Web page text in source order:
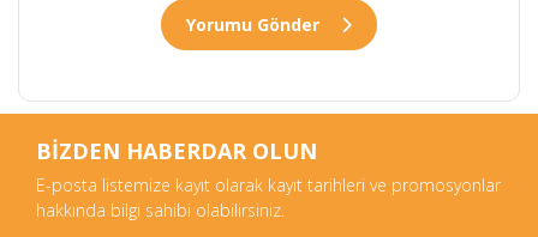
Yorumu Gönder
BİZDEN HABERDAR OLUN
E-posta listemize kayıt olarak kayıt tarihleri ve promosyonlar
hakkında bilgi sahibi olabilirsiniz.